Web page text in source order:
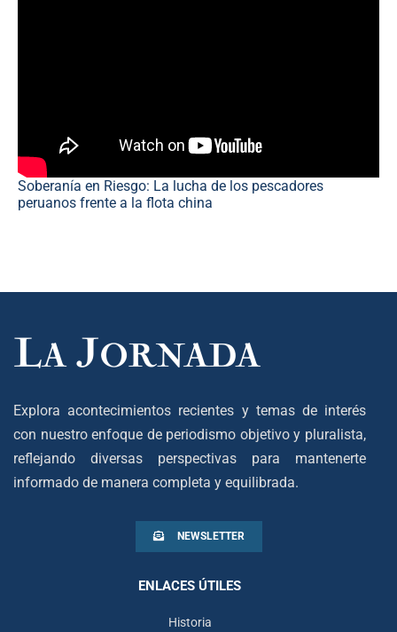
Soberanía en Riesgo: La lucha de los pescadores
peruanos frente a la flota china
Explora acontecimientos recientes y temas de interés
con nuestro enfoque de periodismo objetivo y pluralista,
reflejando diversas perspectivas para mantenerte
informado de manera completa y equilibrada.
NEWSLETTER
ENLACES ÚTILES
Historia